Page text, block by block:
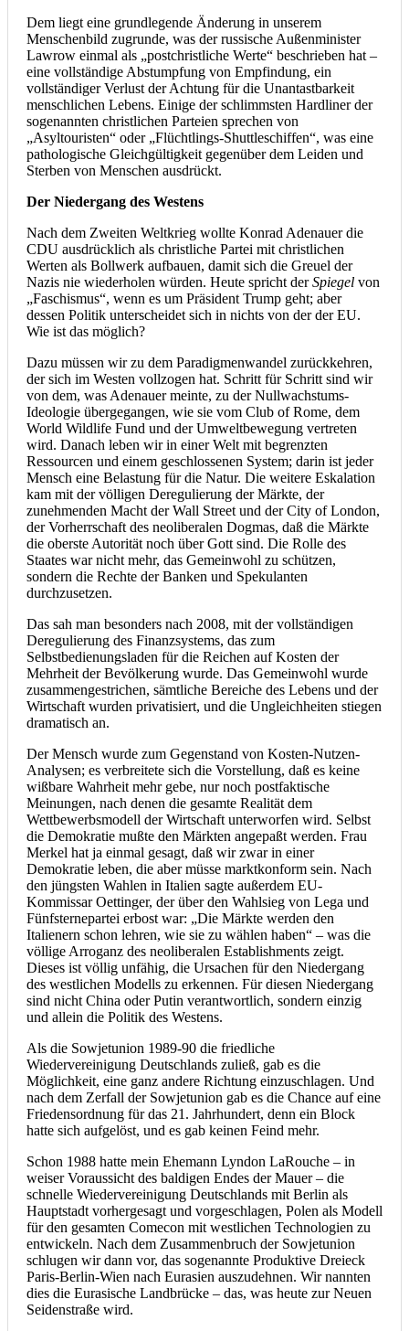
Dem liegt eine grundlegende Änderung in unserem
Menschenbild zugrunde, was der russische Außenminister
Lawrow einmal als „postchristliche Werte“ beschrieben hat –
eine vollständige Abstumpfung von Empfindung, ein
vollständiger Verlust der Achtung für die Unantastbarkeit
menschlichen Lebens. Einige der schlimmsten Hardliner der
sogenannten christlichen Parteien sprechen von
„Asyltouristen“ oder „Flüchtlings-Shuttleschiffen“, was eine
pathologische Gleichgültigkeit gegenüber dem Leiden und
Sterben von Menschen ausdrückt.
Der Niedergang des Westens
Nach dem Zweiten Weltkrieg wollte Konrad Adenauer die
CDU ausdrücklich als christliche Partei mit christlichen
Werten als Bollwerk aufbauen, damit sich die Greuel der
Nazis nie wiederholen würden. Heute spricht derSpiegel von
„Faschismus“, wenn es um Präsident Trump geht; aber
dessen Politik unterscheidet sich in nichts von der der EU.
Wie ist das möglich?
Dazu müssen wir zu dem Paradigmenwandel zurückkehren,
der sich im Westen vollzogen hat. Schritt für Schritt sind wir
von dem, was Adenauer meinte, zu der Nullwachstums-
Ideologie übergegangen, wie sie vom Club of Rome, dem
World Wildlife Fund und der Umweltbewegung vertreten
wird. Danach leben wir in einer Welt mit begrenzten
Ressourcen und einem geschlossenen System; darin ist jeder
Mensch eine Belastung für die Natur. Die weitere Eskalation
kam mit der völligen Deregulierung der Märkte, der
zunehmenden Macht der Wall Street und der City of London,
der Vorherrschaft des neoliberalen Dogmas, daß die Märkte
die oberste Autorität noch über Gott sind. Die Rolle des
Staates war nicht mehr, das Gemeinwohl zu schützen,
sondern die Rechte der Banken und Spekulanten
durchzusetzen.
Das sah man besonders nach 2008, mit der vollständigen
Deregulierung des Finanzsystems, das zum
Selbstbedienungsladen für die Reichen auf Kosten der
Mehrheit der Bevölkerung wurde. Das Gemeinwohl wurde
zusammengestrichen, sämtliche Bereiche des Lebens und der
Wirtschaft wurden privatisiert, und die Ungleichheiten stiegen
dramatisch an.
Der Mensch wurde zum Gegenstand von Kosten-Nutzen-
Analysen; es verbreitete sich die Vorstellung, daß es keine
wißbare Wahrheit mehr gebe, nur noch postfaktische
Meinungen, nach denen die gesamte Realität dem
Wettbewerbsmodell der Wirtschaft unterworfen wird. Selbst
die Demokratie mußte den Märkten angepaßt werden. Frau
Merkel hat ja einmal gesagt, daß wir zwar in einer
Demokratie leben, die aber müsse marktkonform sein. Nach
den jüngsten Wahlen in Italien sagte außerdem EU-
Kommissar Oettinger, der über den Wahlsieg von Lega und
Fünfsternepartei erbost war: „Die Märkte werden den
Italienern schon lehren, wie sie zu wählen haben“ – was die
völlige Arroganz des neoliberalen Establishments zeigt.
Dieses ist völlig unfähig, die Ursachen für den Niedergang
des westlichen Modells zu erkennen. Für diesen Niedergang
sind nicht China oder Putin verantwortlich, sondern einzig
und allein die Politik des Westens.
Als die Sowjetunion 1989-90 die friedliche
Wiedervereinigung Deutschlands zuließ, gab es die
Möglichkeit, eine ganz andere Richtung einzuschlagen. Und
nach dem Zerfall der Sowjetunion gab es die Chance auf eine
Friedensordnung für das 21. Jahrhundert, denn ein Block
hatte sich aufgelöst, und es gab keinen Feind mehr.
Schon 1988 hatte mein Ehemann Lyndon LaRouche – in
weiser Voraussicht des baldigen Endes der Mauer – die
schnelle Wiedervereinigung Deutschlands mit Berlin als
Hauptstadt vorhergesagt und vorgeschlagen, Polen als Modell
für den gesamten Comecon mit westlichen Technologien zu
entwickeln. Nach dem Zusammenbruch der Sowjetunion
schlugen wir dann vor, das sogenannte Produktive Dreieck
Paris-Berlin-Wien nach Eurasien auszudehnen. Wir nannten
dies die Eurasische Landbrücke – das, was heute zur Neuen
Seidenstraße wird.